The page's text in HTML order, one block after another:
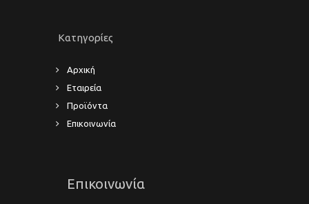
Κατηγορίες
Αρχική
Εταιρεία
Προϊόντα
Επικοινωνία
Επικοινωνία